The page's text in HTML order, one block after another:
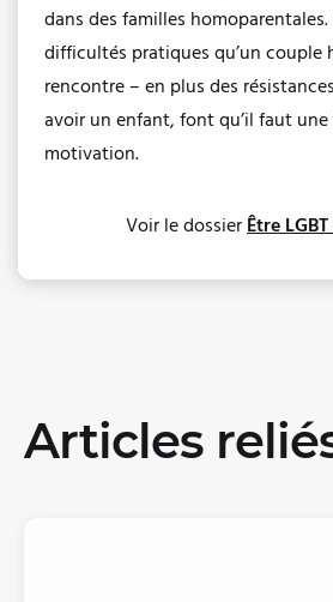
dans des familles homoparentales.
difficultés pratiques qu’un couple
rencontre – en plus des
avoir un enfant, font qu’il faut
motivation.
Voir le dossier Être
Articles